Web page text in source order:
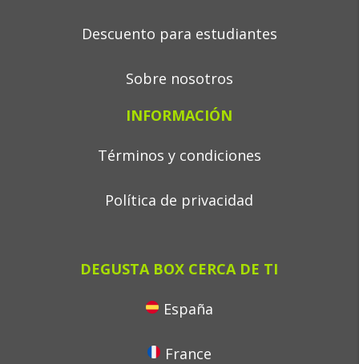
Descuento para estudiantes
Sobre nosotros
INFORMACIÓN
Términos y condiciones
Política de privacidad
DEGUSTA BOX CERCA DE TI
España
France